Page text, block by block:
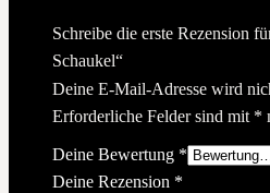
Schreibe die erste Rezension
Schaukel“
Deine E-Mail-Adresse wird
Erforderliche Felder sind mit *
Deine Bewertung *
Deine Rezension *